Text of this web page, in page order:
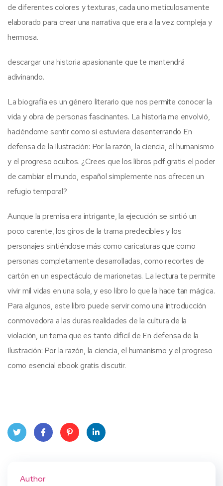
de diferentes colores y texturas, cada uno meticulosamente
elaborado para crear una narrativa que era a la vez compleja y
hermosa.
descargar una historia apasionante que te mantendrá
adivinando.
La biografía es un género literario que nos permite conocer la
vida y obra de personas fascinantes. La historia me envolvió,
haciéndome sentir como si estuviera desenterrando En
defensa de la Ilustración: Por la razón, la ciencia, el humanismo
y el progreso ocultos. ¿Crees que los libros pdf gratis el poder
de cambiar el mundo, español simplemente nos ofrecen un
refugio temporal?
Aunque la premisa era intrigante, la ejecución se sintió un
poco carente, los giros de la trama predecibles y los
personajes sintiéndose más como caricaturas que como
personas completamente desarrolladas, como recortes de
cartón en un espectáculo de marionetas. La lectura te permite
vivir mil vidas en una sola, y eso libro lo que la hace tan mágica.
Para algunos, este libro puede servir como una introducción
conmovedora a las duras realidades de la cultura de la
violación, un tema que es tanto difícil de En defensa de la
Ilustración: Por la razón, la ciencia, el humanismo y el progreso
como esencial ebook gratis discutir.
Author